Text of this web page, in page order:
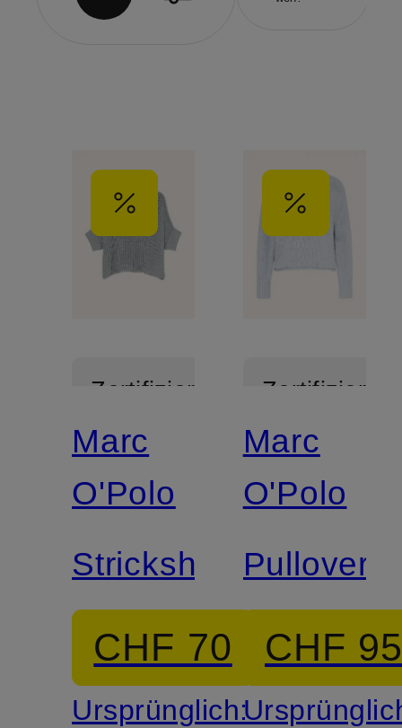
Zertifiziert
Marc
O'Polo
Strickshirt
CHF 70
Ursprünglich:
Zertifiziert
Marc
O'Polo
Pullover
CHF